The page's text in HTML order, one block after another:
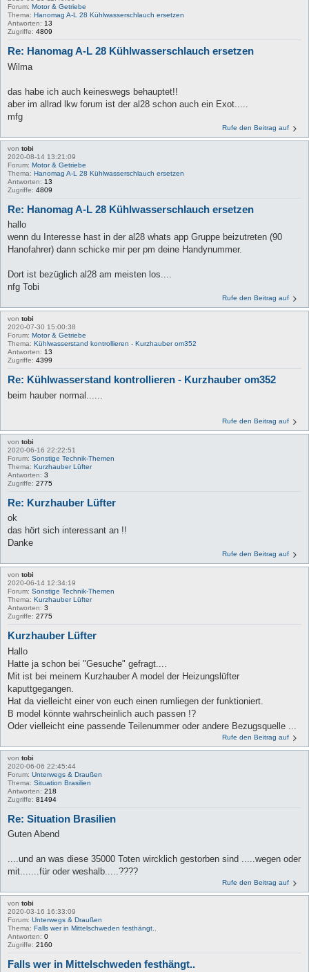
Forum: Motor & Getriebe
Thema: Hanomag A-L 28 Kühlwasserschlauch ersetzen
Antworten: 13
Zugriffe: 4809
Re: Hanomag A-L 28 Kühlwasserschlauch ersetzen
Wilma
das habe ich auch keineswegs behauptet!!
aber im allrad lkw forum ist der al28 schon auch ein Exot.....
mfg
Rufe den Beitrag auf
von tobi
2020-08-14 13:21:09
Forum: Motor & Getriebe
Thema: Hanomag A-L 28 Kühlwasserschlauch ersetzen
Antworten: 13
Zugriffe: 4809
Re: Hanomag A-L 28 Kühlwasserschlauch ersetzen
hallo
wenn du Interesse hast in der al28 whats app Gruppe beizutreten (90
Hanofahrer) dann schicke mir per pm deine Handynummer.
Dort ist bezüglich al28 am meisten los....
nfg Tobi
Rufe den Beitrag auf
von tobi
2020-07-30 15:00:38
Forum: Motor & Getriebe
Thema: Kühlwasserstand kontrollieren - Kurzhauber om352
Antworten: 13
Zugriffe: 4399
Re: Kühlwasserstand kontrollieren - Kurzhauber om352
beim hauber normal......
Rufe den Beitrag auf
von tobi
2020-06-16 22:22:51
Forum: Sonstige Technik-Themen
Thema: Kurzhauber Lüfter
Antworten: 3
Zugriffe: 2775
Re: Kurzhauber Lüfter
ok
das hört sich interessant an !!
Danke
Rufe den Beitrag auf
von tobi
2020-06-14 12:34:19
Forum: Sonstige Technik-Themen
Thema: Kurzhauber Lüfter
Antworten: 3
Zugriffe: 2775
Kurzhauber Lüfter
Hallo
Hatte ja schon bei "Gesuche" gefragt....
Mit ist bei meinem Kurzhauber A model der Heizungslüfter
kaputtgegangen.
Hat da vielleicht einer von euch einen rumliegen der funktioniert.
B model könnte wahrscheinlich auch passen !?
Oder vielleicht eine passende Teilenummer oder andere Bezugsquelle ...
Rufe den Beitrag auf
von tobi
2020-06-06 22:45:44
Forum: Unterwegs & Draußen
Thema: Situation Brasilien
Antworten: 218
Zugriffe: 81494
Re: Situation Brasilien
Guten Abend
....und an was diese 35000 Toten wircklich gestorben sind .....wegen oder
mit.......für oder weshalb.....????
Rufe den Beitrag auf
von tobi
2020-03-16 16:33:09
Forum: Unterwegs & Draußen
Thema: Falls wer in Mittelschweden festhängt..
Antworten: 0
Zugriffe: 2160
Falls wer in Mittelschweden festhängt..